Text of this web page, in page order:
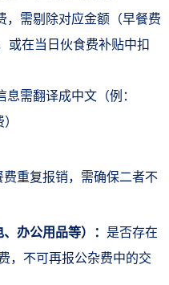
，需剔除对应金额（早餐费
或在当日伙食费补贴中扣
息需翻译成中文（例：
）
费重复报销，需确保二者不
、办公用品等）： 是否存在
，不可再报公杂费中的交